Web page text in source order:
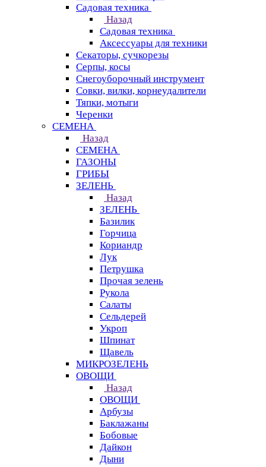
Садовая техника
Назад
Садовая техника
Аксессуары для техники
Секаторы, сучкорезы
Серпы, косы
Снегоуборочный инструмент
Совки, вилки, корнеудалители
Тяпки, мотыги
Черенки
СЕМЕНА
Назад
СЕМЕНА
ГАЗОНЫ
ГРИБЫ
ЗЕЛЕНЬ
Назад
ЗЕЛЕНЬ
Базилик
Горчица
Кориандр
Лук
Петрушка
Прочая зелень
Рукола
Салаты
Сельдерей
Укроп
Шпинат
Щавель
МИКРОЗЕЛЕНЬ
ОВОЩИ
Назад
ОВОЩИ
Арбузы
Баклажаны
Бобовые
Дайкон
Дыни